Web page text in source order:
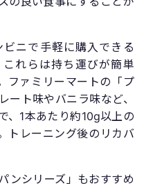
ニで手軽に購入できる
これらは持ち運びが簡単
ファミリーマートの「プ
ート味やバニラ味など、
、1本あたり約10g以上の
トレーニング後のリカバ
ンシリーズ」もおすすめ